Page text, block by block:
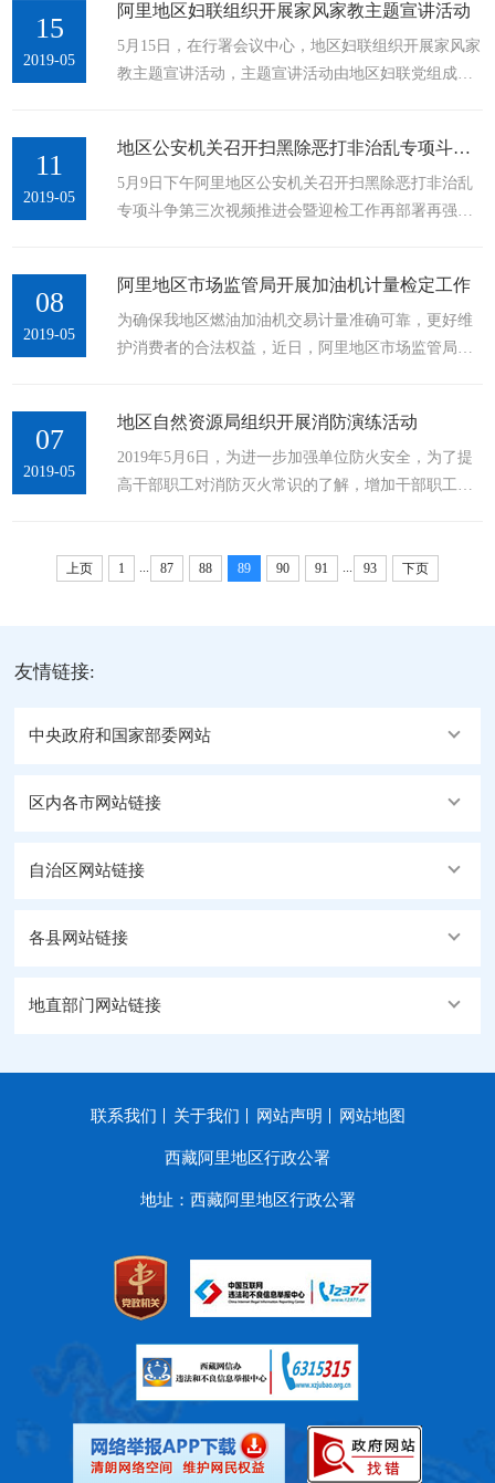
区高中 中职学校招生规定》。经过一个多月的学籍确
认、网上报名、资格审查、政策加分审查、现场信息
确认及缴费，最终确定2019年中考报名人数为1293
15
2019-05
阿里地区妇联组织开展家风家教主题宣讲活动
5月15日，在行署会议中心，地区妇联组织开展家风家
教主题宣讲活动，主题宣讲活动由地区妇联党组成
层次进行家风家教理论阐述，使得参加活动的干部群
众获益良多。活动呼吁广大家庭成员要注重家庭、注
重家教、注重家风。更希望广大妇女同胞既要爱小
11
2019-05
地区公安机关召开扫黑除恶打非治乱专项斗争第三次视频推进会暨迎检工作再部署再强调会议
5月9日下午阿里地区公安机关召开扫黑除恶打非治乱
专项斗争第三次视频推进会暨迎检工作再部署再强调
记委托,公安处党委委员、副处长、扫黑除恶打非治乱
专项斗争领导小组副组长玉珍同志作重要讲话，在家
处党委委员、处属各部门负责人、民航、海关、边
08
2019-05
阿里地区市场监管局开展加油机计量检定工作
为确保我地区燃油加油机交易计量准确可靠，更好维
护消费者的合法权益，近日，阿里地区市场监管局检
油加油机》检定规程开展周期强制检定工作。一是检
查燃油加油机量器铅封是否完好；二是对燃油加油机
的外观结构、自锁功能、示值误差和重复性进行检
07
2019-05
地区自然资源局组织开展消防演练活动
2019年5月6日，为进一步加强单位防火安全，为了提
高干部职工对消防灭火常识的了解，增加干部职工火
上页 1 87 88 89 90 91 93 下页
友情链接:
中央政府和国家部委网站
区内各市网站链接
自治区网站链接
各县网站链接
地直部门网站链接
联系我们 关于我们 网站声明 网站地图
西藏阿里地区行政公署
地址：西藏阿里地区行政公署